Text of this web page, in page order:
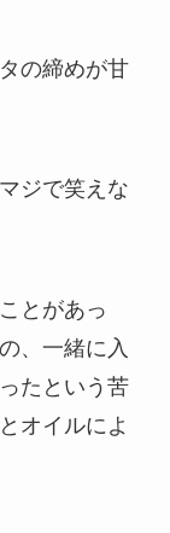
の締めが甘
ジで笑えな
とがあっ
、一緒に入
たという苦
オイルによ